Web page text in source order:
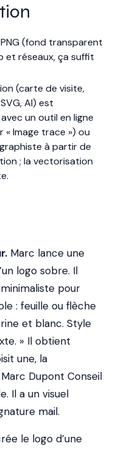
(fond transparent
et réseaux, ça suffit
(carte de visite,
AI) est
un outil en ligne
Image trace ») ou
à partir de
; la vectorisation
Marc lance une
logo sobre. Il
pour
: feuille ou flèche
et blanc. Style
» Il obtient
une, la
Dupont Conseil
Il a un visuel
mail.
le logo d’une